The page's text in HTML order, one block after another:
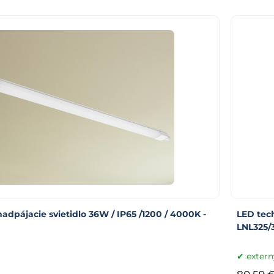
svietidlo 36W / IP65 /1200 / 4000K -
LED
LNL325/